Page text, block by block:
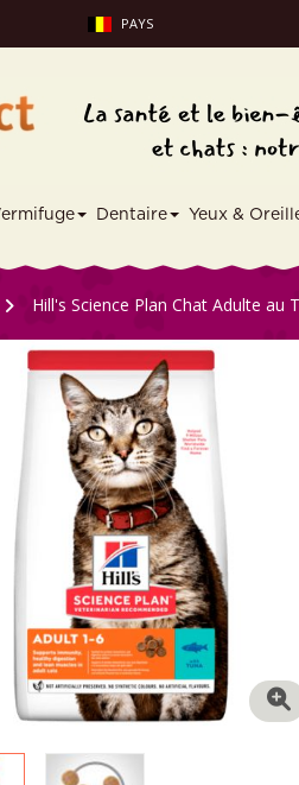
PAYS
Dentaire Yeux &
> Hill's Science Plan Chat Adulte au